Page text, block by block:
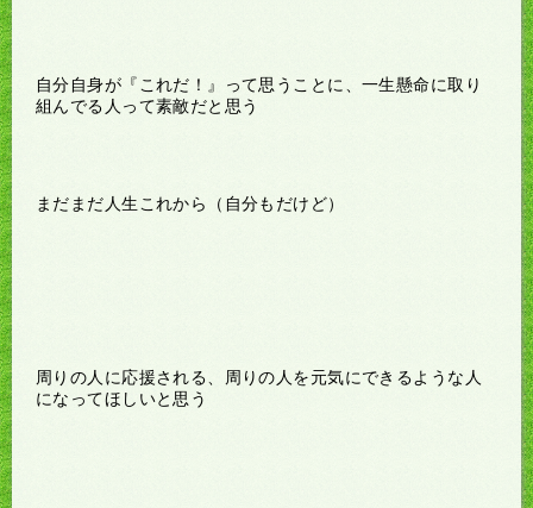
自分自身が『これだ！』って思うことに、一生懸命に取り
組んでる人って素敵だと思う
まだまだ人生これから（自分もだけど）
周りの人に応援される、周りの人を元気にできるような人
になってほしいと思う